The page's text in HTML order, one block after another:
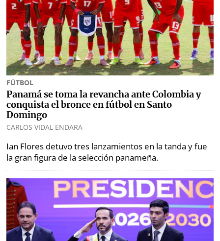
FÚTBOL
Panamá se toma la revancha ante Colombia y
conquista el bronce en fútbol en Santo
Domingo
CARLOS VIDAL ENDARA
Ian Flores detuvo tres lanzamientos en la tanda y fue
la gran figura de la selección panameña.